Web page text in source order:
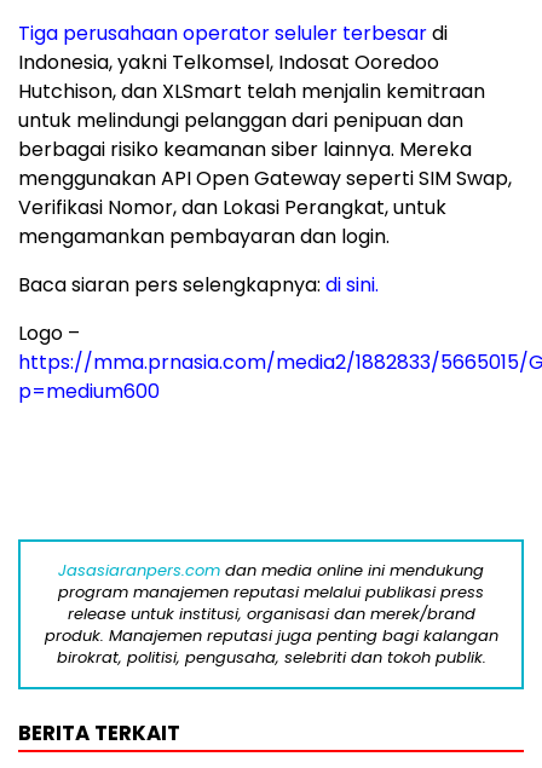
Tiga perusahaan operator seluler terbesardi
Indonesia, yakni Telkomsel, Indosat Ooredoo
Hutchison, dan XLSmart telah menjalin kemitraan
untuk melindungi pelanggan dari penipuan dan
berbagai risiko keamanan siber lainnya. Mereka
menggunakan API Open Gateway seperti SIM Swap,
Verifikasi Nomor, dan Lokasi Perangkat, untuk
mengamankan pembayaran dan login.
Baca siaran pers selengkapnya: di sini.
Logo –
https://mma.prnasia.com/media2/1882833/5665015/
p=medium600
Jasasiaranpers.com dan media online ini mendukung
program manajemen reputasi melalui publikasi press
release untuk institusi, organisasi dan merek/brand
produk. Manajemen reputasi juga penting bagi kalangan
birokrat, politisi, pengusaha, selebriti dan tokoh publik.
BERITA TERKAIT